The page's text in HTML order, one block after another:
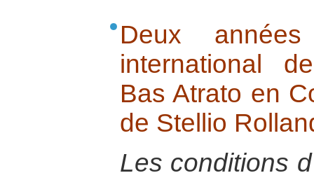
Deux années
international
Bas Atrato en
de Stellio
Les conditions